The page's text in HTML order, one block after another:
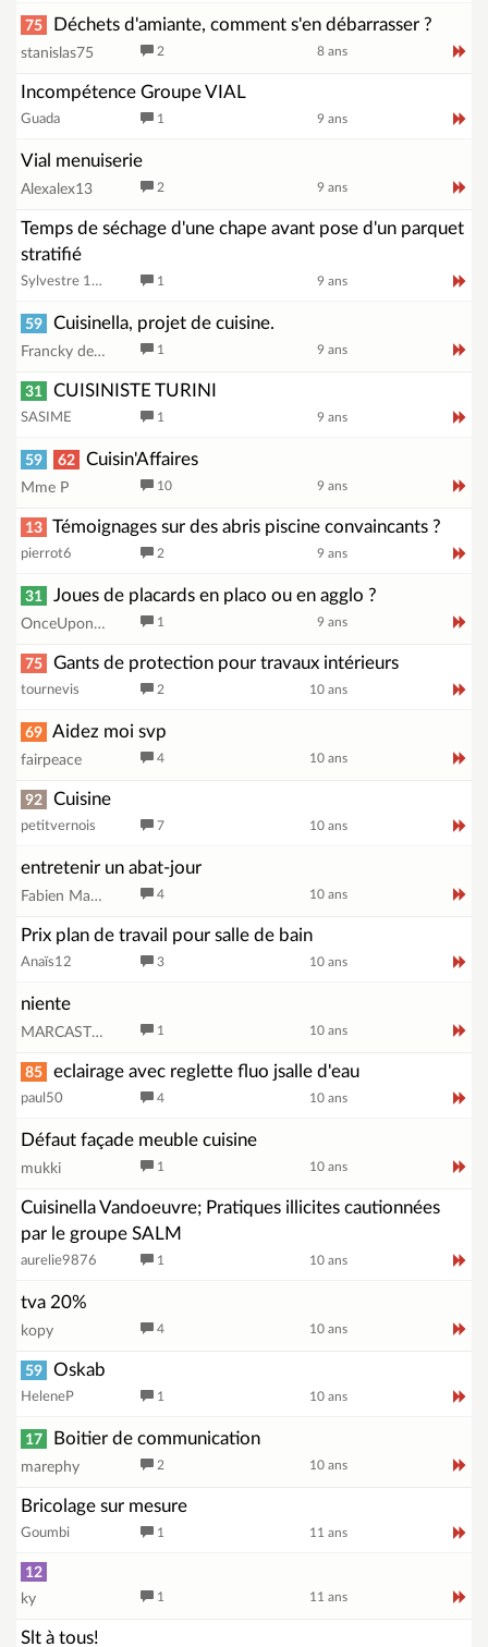
75 Déchets d'amiante, comment s'en débarrasser ?
stanislas75 2 8 ans
Incompétence Groupe VIAL
Guada 1 9 ans
Vial menuiserie
Alexalex13 2 9 ans
Temps de séchage d'une chape avant pose d'un parquet
stratifié
Sylvestre 1973 1 9 ans
59 Cuisinella, projet de cuisine.
Francky de Vals 1 9 ans
31 CUISINISTE TURINI
SASIME 1 9 ans
59 62 Cuisin'Affaires
Mme P 10 9 ans
13 Témoignages sur des abris piscine convaincants ?
pierrot6 2 9 ans
31 Joues de placards en placo ou en agglo ?
OnceUponAMaison 1 9 ans
75 Gants de protection pour travaux intérieurs
tournevis 2 10 ans
69 Aidez moi svp
fairpeace 4 10 ans
92 Cuisine
petitvernois 7 10 ans
entretenir un abat-jour
Fabien Madelaine 4 10 ans
Prix plan de travail pour salle de bain
Anaïs12 3 10 ans
niente
MARCASTOR 1 10 ans
85 eclairage avec reglette fluo jsalle d'eau
paul50 4 10 ans
Défaut façade meuble cuisine
mukki 1 10 ans
Cuisinella Vandoeuvre; Pratiques illicites cautionnées
par le groupe SALM
aurelie9876 1 10 ans
tva 20%
kopy 4 10 ans
59 Oskab
HeleneP 1 10 ans
17 Boitier de communication
marephy 2 10 ans
Bricolage sur mesure
Goumbi 1 11 ans
12
ky
1 11 ans
Slt à tous!